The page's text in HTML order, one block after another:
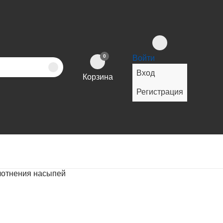
0
Корзина
Войти
Вход
Регистрация
насыпей